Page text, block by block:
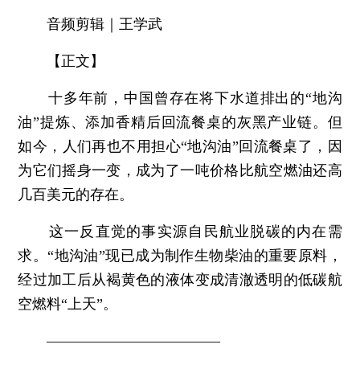
音频剪辑｜王学武
【正文】
十多年前，中国曾存在将下水道排出的“地沟
油”提炼、添加香精后回流餐桌的灰黑产业链。但
如今，人们再也不用担心“地沟油”回流餐桌了，因
为它们摇身一变，成为了一吨价格比航空燃油还高
几百美元的存在。
这一反直觉的事实源自民航业脱碳的内在需
求。“地沟油”现已成为制作生物柴油的重要原料，
经过加工后从褐黄色的液体变成清澈透明的低碳航
空燃料“上天”。
————————————